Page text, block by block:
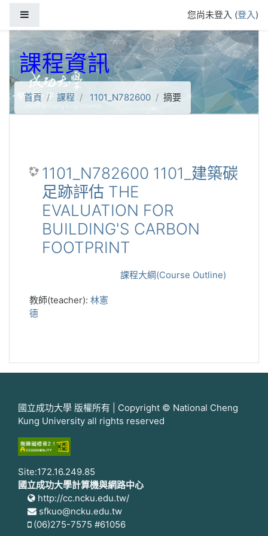
您尚未登入 (登入)
課程資訊
首頁 課程 1101_N782600 摘要
1101_N782600 1101_建築碳
足跡評估 THE
EVALUATION FOR
BUILDING'S CARBON
FOOTPRINT
課程大綱(Course Outline)
教師(teacher): 林憲
德
國立成功大學 版權所有 | Copyright © National Cheng
Kung University all rights reserved
Site:172.16.249.85
國立成功大學計算機與網路中心
http://cc.ncku.edu.tw/
sfkuo@ncku.edu.tw
(06)275-7575 #61056